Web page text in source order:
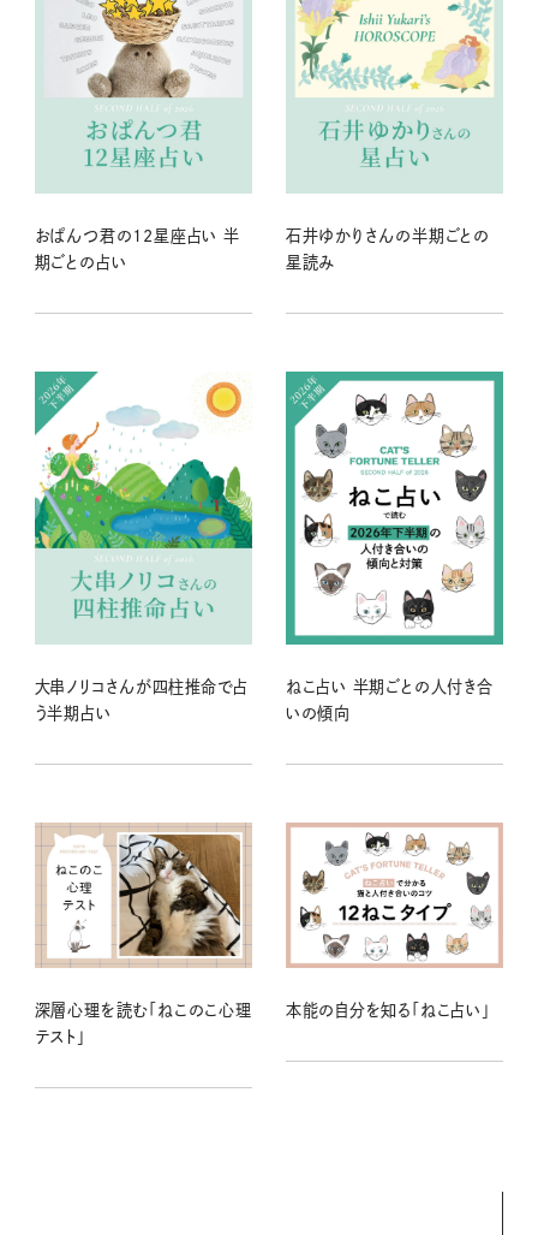
おぱんつ君の12星座占い 半
期ごとの占い
石井ゆかりさんの半期ごとの
星読み
大串ノリコさんが四柱推命で占
う半期占い
ねこ占い 半期ごとの人付き合
いの傾向
深層心理を読む「ねこのこ心理
テスト」
本能の自分を知る「ねこ占い」